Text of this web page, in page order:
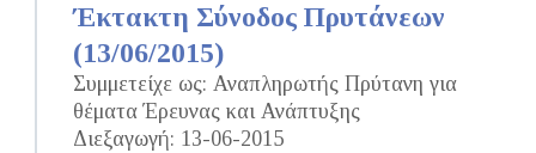
Έκτακτη Σύνοδος Πρυτάνεων
(13/06/2015)
Συμμετείχε ως: Αναπληρωτής Πρύτανη για
θέματα Έρευνας και Ανάπτυξης
Διεξαγωγή: 13-06-2015